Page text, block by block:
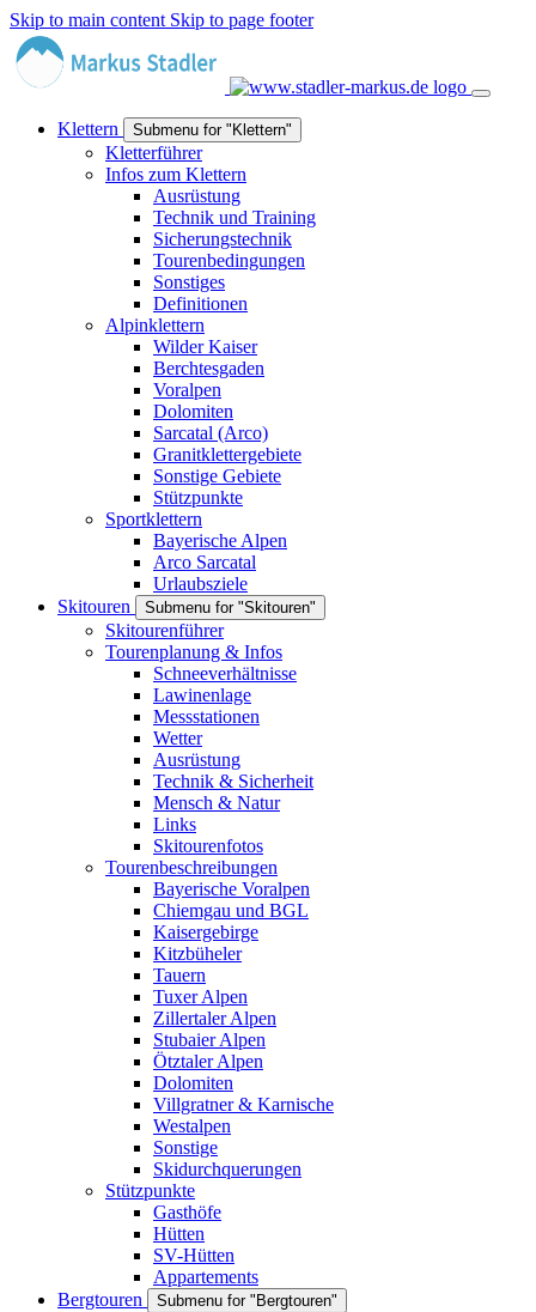
Skip to main content Skip to page footer
Klettern Submenu for "Klettern"
Kletterführer
Infos zum Klettern
Ausrüstung
Technik und Training
Sicherungstechnik
Tourenbedingungen
Sonstiges
Definitionen
Alpinklettern
Wilder Kaiser
Berchtesgaden
Voralpen
Dolomiten
Sarcatal (Arco)
Granitklettergebiete
Sonstige Gebiete
Stützpunkte
Sportklettern
Bayerische Alpen
Arco Sarcatal
Urlaubsziele
Skitouren
Submenu for "Skitouren"
Skitourenführer
Tourenplanung & Infos
Schneeverhältnisse
Lawinenlage
Messstationen
Wetter
Ausrüstung
Technik & Sicherheit
Mensch & Natur
Links
Skitourenfotos
Tourenbeschreibungen
Bayerische Voralpen
Chiemgau und BGL
Kaisergebirge
Kitzbüheler
Tauern
Tuxer Alpen
Zillertaler Alpen
Stubaier Alpen
Ötztaler Alpen
Dolomiten
Villgratner & Karnische
Westalpen
Sonstige
Skidurchquerungen
Stützpunkte
Gasthöfe
Hütten
SV-Hütten
Appartements
Bergtouren
Submenu for "Bergtouren"